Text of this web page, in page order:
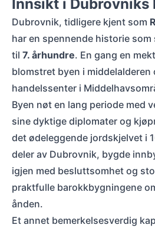
Innsikt i Dubrovniks
Dubrovnik, tidligere kjent som
har en spennende historie
til 7. århundre. En gang en
blomstret byen i middelalderen
handelssenter i
Byen nøt en lang periode med
sine dyktige diplomater og
det ødeleggende jordskjelvet i
deler av Dubrovnik, bygde
igjen med besluttsomhet og
praktfulle barokkbygningene
ånden.
Et annet bemerkelsesverdig